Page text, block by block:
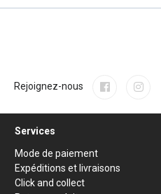
Rejoignez-nous
Services
Mode de paiement
Expéditions et livraisons
Click and collect